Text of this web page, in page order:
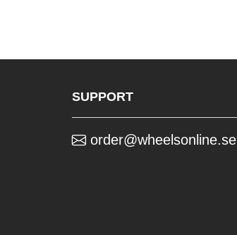
SUPPORT
order@wheelsonline.se